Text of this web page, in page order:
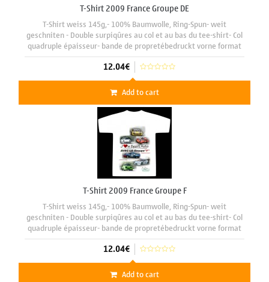
T-Shirt 2009 France Groupe DE
T-Shirt weiss 145g,- 100% Baumwolle, Ring-Spun- weit
geschniten - Double surpiqûres au col et au bas du tee-shirt- Col
quadruple épaisseur- bande de propretébedruckt vorne format
A3 29 x 42 cm mit motiv "Gr. DE 2009"
12.04€
Add to cart
T-Shirt 2009 France Groupe F
T-Shirt weiss 145g,- 100% Baumwolle, Ring-Spun- weit
geschniten - Double surpiqûres au col et au bas du tee-shirt- Col
quadruple épaisseur- bande de propretébedruckt vorne format
A3 29 x 42 cm mit motiv "Gr. F 2009"
12.04€
Add to cart